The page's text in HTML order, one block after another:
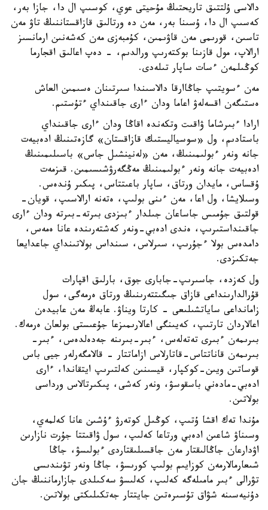
دالاسى ۇلتتىق تاريحتىڭ مۇحيتى عوي، كوسىپ ال دا، جازا بەر،
كەسىپ ال دا، ۇسىنا بەر، مەن دە ورتالىق قازاقستاننىڭ تاۋ مەن
تاسىن، قورىمى مەن قاۋىمىن، كۇمبەزى مەن كەشەنىن ارمانسىز
ارالاپ، مول قازىنا بوكتەرىپ ورالدىم، - دەپ اعالىق اقجارما
كوڭىلمەن ءسات ساپار تىلەدى.
مەن ءسويتىپ جاڭاارقا دالاسىندا سىرتىنان ەسىمىن العاش
ەستىگەن اقسەلەۋ اعاما ودان ءارى جاقىنداي ءتۇستىم.
ارادا ءبىرشاما ۋاقىت وتكەندە اقاڭا ودان ءارى جاقىنداي
باستادىم، ول «سوسياليستىك قازاقستان» گازەتىنىڭ ادەبيەت
جانە ونەر ءبولىمىنىڭ، مەن «لەنينشىل جاس» باسىلىمىنىڭ
ادەبيەت جانە ونەر ءبولىمىنىڭ مەڭگەرۋشىسىمىن. قىزمەت
ۇقساس، مايدان ورتاق، ساپار باعىتتاس، پىكىر ۇندەس.
وسىلايشا، ول اعا، مەن ءىنى بولىپ، ەتەنە ارالاسىپ، قويان-
قولتىق جۇمىس جاساعان جىلدار ءبىزدى بىرتە-بىرتە ودان ءارى
جاقىنداستىرىپ، ەندى ادەبي-ونەر كەشتەرىندە عانا ەمەس،
دامدەس بولا ءجۇرىپ، سىرلاس، سىنداس بولاتىنداي جاعدايعا
جەتكىزدى.
ول كەزدە، جاسىرىپ-جابارى جوق، بارلىق اقپارات
قۇرالدارىنداعى قازاق جىگىتتەرىنىڭ ورتاق ەرمەگى، سول
زامانداعى ساياتشىلىعى - كارتا ويناۋ. عابەڭ مەن عابيدەن
اعالاردان تارتىپ، كەيىنگى اعالارىمىزعا جۇعىستى بولعان ەرمەك.
بىرىمەن ءبىرى تەتەلەس، ءبىر-بىرىنە جەدەلدەس، ءبىر-
بىرىمەن قاناتتاس-قاتارلاس ازاماتتار - قالامگەرلەر جيى باس
قوساتىن ويىن-كوكپار، قيسىنىن كەلتىرىپ ايتقاندا، ءارى
ادەبي-مادەني باسقوسۋ، ونەر كەشى، پىكىرتالاس ورداسى
بولاتىن.
مۇندا تەك اقشا ۇتىپ، كوڭىل كوتەرۋ ءۇشىن عانا كەلمەي،
وسىناۋ شاعىن ادەبي ورتاعا كەلىپ، سول ۋاقىتتا جۇرت نازارىن
اۋدارعان جاڭالىقتار مەن جاقسىلىقتاردى ءبولىسۋ، جاڭا
شىعارمالارمەن كوزايىم بولىپ كورىسۋ، جاڭا ونەر تۋىندىسى
تۋرالى ءبىر مامىلەگە كەلىپ، كەلىسۋ سەكىلدى جازارماننىڭ جان
دۇنيەسىنە شۋاق تۇسىرەتىن جايتتار جەتكىلىكتى بولاتىن.